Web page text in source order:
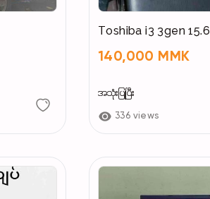
Toshiba i3 3gen 15.6
140,000 MMK
အသုံးပြုပြီး
336 views